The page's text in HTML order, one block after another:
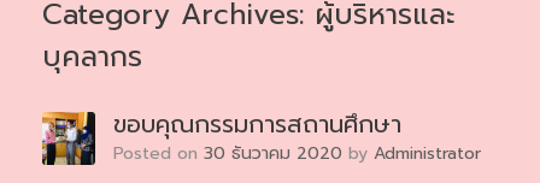
Category Archives: ผู้บริหารและ
บุคลากร
ขอบคุณกรรมการสถานศึกษา
Posted on 30 ธันวาคม 2020 by Administrator